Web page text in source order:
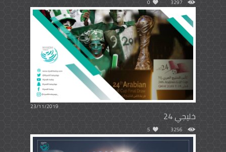
3297
0
23/11/2019
خليجي 24
3256
5